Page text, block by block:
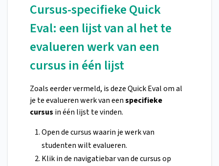
Cursus-specifieke Quick
Eval: een lijst van al het te
evalueren werk van een
cursus in één lijst
Zoals eerder vermeld, is deze Quick Eval om al
je te evalueren werk van eenspecifieke
cursus in één lijst te vinden.
Open de cursus waarin je werk van
studenten wilt evalueren.
Klik in de navigatiebar van de cursus op